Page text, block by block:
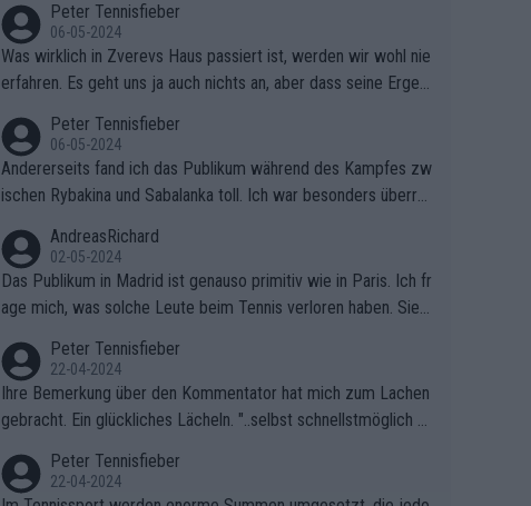
Peter Tennisfieber
06-05-2024
Was wirklich in Zverevs Haus passiert ist, werden wir wohl nie
erfahren. Es geht uns ja auch nichts an, aber dass seine Ergeb
Peter Tennisfieber
06-05-2024
Andererseits fand ich das Publikum während des Kampfes zw
ischen Rybakina und Sabalanka toll. Ich war besonders überras
AndreasRichard
02-05-2024
Das Publikum in Madrid ist genauso primitiv wie in Paris. Ich fr
age mich, was solche Leute beim Tennis verloren haben. Sie s
ben.
Peter Tennisfieber
22-04-2024
Ihre Bemerkung über den Kommentator hat mich zum Lachen
gebracht. Ein glückliches Lächeln. "..selbst schnellstmöglich na
Peter Tennisfieber
22-04-2024